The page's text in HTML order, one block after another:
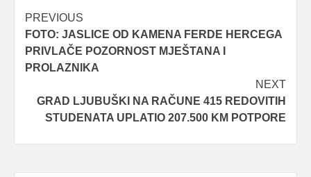
Post
navigation
PREVIOUS
FOTO: JASLICE OD KAMENA FERDE HERCEGA
PRIVLAČE POZORNOST MJEŠTANA I
PROLAZNIKA
NEXT
GRAD LJUBUŠKI NA RAČUNE 415 REDOVITIH
STUDENATA UPLATIO 207.500 KM POTPORE